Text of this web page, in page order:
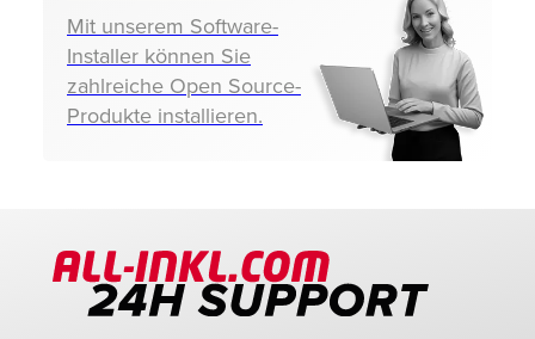
Mit unserem Software-
Installer können Sie
zahlreiche Open Source-
Produkte installieren.